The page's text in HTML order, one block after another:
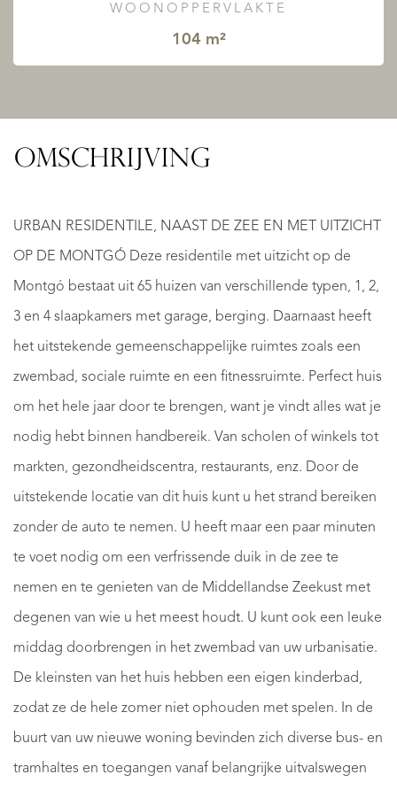
WOONOPPERVLAKTE
104 m²
OMSCHRIJVING
URBAN RESIDENTILE, NAAST DE ZEE EN MET UITZICHT
OP DE MONTGÓ Deze residentile met uitzicht op de
Montgó bestaat uit 65 huizen van verschillende typen, 1, 2,
3 en 4 slaapkamers met garage, berging. Daarnaast heeft
het uitstekende gemeenschappelijke ruimtes zoals een
zwembad, sociale ruimte en een fitnessruimte. Perfect huis
om het hele jaar door te brengen, want je vindt alles wat je
nodig hebt binnen handbereik. Van scholen of winkels tot
markten, gezondheidscentra, restaurants, enz. Door de
uitstekende locatie van dit huis kunt u het strand bereiken
zonder de auto te nemen. U heeft maar een paar minuten
te voet nodig om een ​​verfrissende duik in de zee te
nemen en te genieten van de Middellandse Zeekust met
degenen van wie u het meest houdt. U kunt ook een leuke
middag doorbrengen in het zwembad van uw urbanisatie.
De kleinsten van het huis hebben een eigen kinderbad,
zodat ze de hele zomer niet ophouden met spelen. In de
buurt van uw nieuwe woning bevinden zich diverse bus- en
tramhaltes en toegangen vanaf belangrijke uitvalswegen